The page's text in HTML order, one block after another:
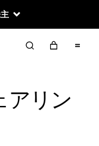
アリン